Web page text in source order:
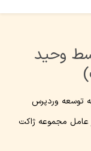
وحید
در زمینه توسعه وردپرس
عامل مجموعه ژاکت